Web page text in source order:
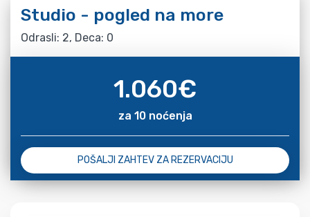
Studio - pogled na more
Odrasli: 2, Deca: 0
1.060€
za 10 noćenja
POŠALJI ZAHTEV ZA REZERVACIJU